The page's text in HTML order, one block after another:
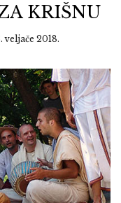
KRIŠNU
veljače 2018.